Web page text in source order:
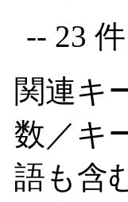
-- 23
関連キ
数／キ
語も含